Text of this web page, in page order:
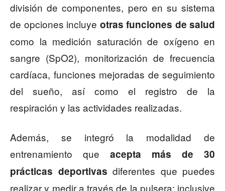
división de componentes, pero en su sistema
de opciones incluye otras funciones de salud
como la medición saturación de oxígeno en
sangre (SpO2), monitorización de frecuencia
cardíaca, funciones mejoradas de seguimiento
del sueño, así como el registro de la
respiración y las actividades realizadas.
Además, se integró la modalidad de
entrenamiento que acepta más de 30
prácticas deportivas diferentes que puedes
realizar y medir a través de la pulsera; inclusive